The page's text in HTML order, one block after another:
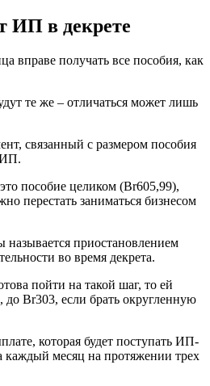
ИП в декрете
вправе получать все пособия, как
те же – отличаться может лишь
связанный с размером пособия
ИП.
пособие целиком (Br605,99),
перестать заниматься бизнесом
называется приостановлением
во время декрета.
пойти на такой шаг, то ей
Br303, если брать округленную
которая будет поступать ИП-
каждый месяц на протяжении трех